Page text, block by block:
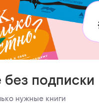
без подписки
нужные книги